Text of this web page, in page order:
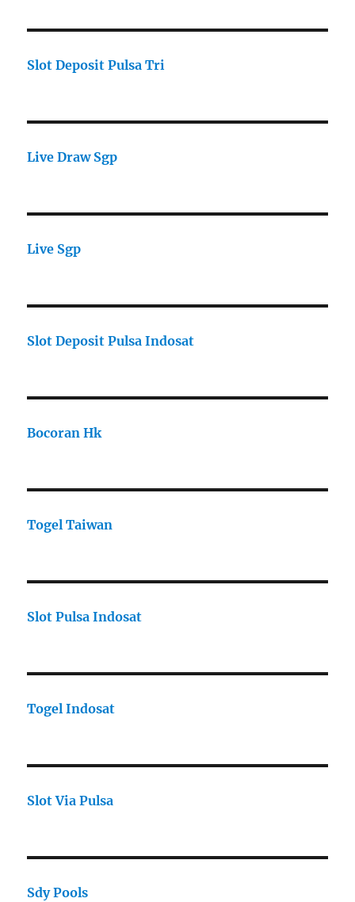
Slot Deposit Pulsa Tri
Live Draw Sgp
Live Sgp
Slot Deposit Pulsa Indosat
Bocoran Hk
Togel Taiwan
Slot Pulsa Indosat
Togel Indosat
Slot Via Pulsa
Sdy Pools